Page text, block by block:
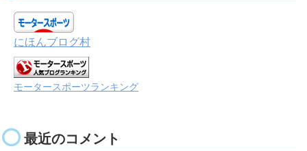
にほんブログ村
モータースポーツランキング
最近のコメント